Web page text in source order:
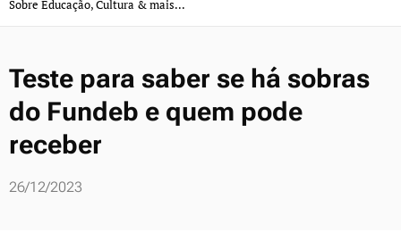
Sobre Educação, Cultura & mais...
Teste para saber se há sobras
do Fundeb e quem pode
receber
26/12/2023